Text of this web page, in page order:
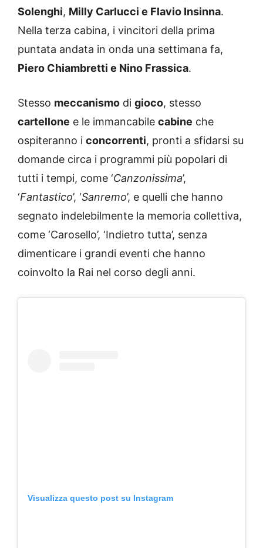
Solenghi, Milly Carlucci e Flavio Insinna.
Nella terza cabina, i vincitori della prima
puntata andata in onda una settimana fa,
Piero Chiambretti e Nino Frassica.
Stesso meccanismo di gioco, stesso
cartellone e le immancabile cabine che
ospiteranno i concorrenti, pronti a sfidarsi su
domande circa i programmi più popolari di
tutti i tempi, come ‘Canzonissima’,
‘Fantastico’, ‘Sanremo’, e quelli che hanno
segnato indelebilmente la memoria collettiva,
come ‘Carosello’, ‘Indietro tutta’, senza
dimenticare i grandi eventi che hanno
coinvolto la Rai nel corso degli anni.
Visualizza questo post su Instagram